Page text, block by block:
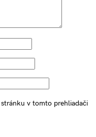
v tomto prehliadači